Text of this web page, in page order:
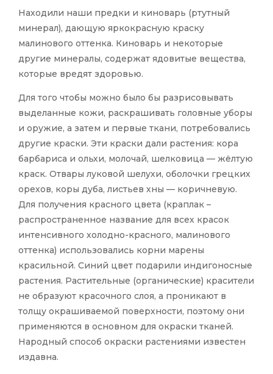
Находили наши предки и киноварь (ртутный
минерал), дающую яркокрасную краску
малинового оттенка. Киноварь и некоторые
другие минералы, содержат ядовитые вещества,
которые вредят здоровью.
Для того чтобы можно было бы разрисовывать
выделанные кожи, раскрашивать головные уборы
и оружие, а затем и первые ткани, потребовались
другие краски. Эти краски дали растения: кора
барбариса и ольхи, молочай, шелковица — жёлтую
краск. Отвары луковой шелухи, оболочки грецких
орехов, коры дуба, листьев хны — коричневую.
Для получения красного цвета (краплак –
распространенное название для всех красок
интенсивного холодно-красного, малинового
оттенка) использовались корни марены
красильной. Синий цвет подарили индигоносные
растения. Растительные (органические) красители
не образуют красочного слоя, а проникают в
толщу окрашиваемой поверхности, поэтому они
применяются в основном для окраски тканей.
Народный способ окраски растениями известен
издавна.